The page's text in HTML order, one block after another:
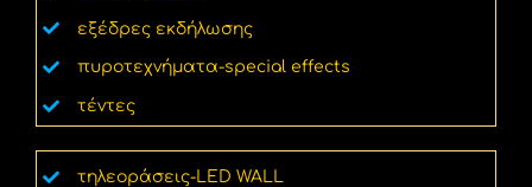
εξέδρες εκδήλωσης
πυροτεχνήματα-special effects
τέντες
τηλεοράσεις-LED WALL